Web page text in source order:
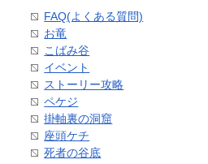
FAQ(よくある質問)
お竜
こばみ谷
イベント
ストーリー攻略
ペケジ
掛軸裏の洞窟
座頭ケチ
死者の谷底